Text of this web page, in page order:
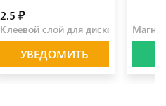
2.5 ₽
Клеевой слой для дисков 10 мм
УВЕДОМИТЬ